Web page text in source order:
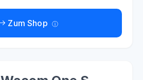
Zum Shop